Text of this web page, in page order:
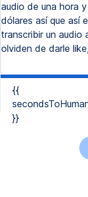
audio de una hora
dólares así que así
transcribir un audio
olviden de darle
{{
}}